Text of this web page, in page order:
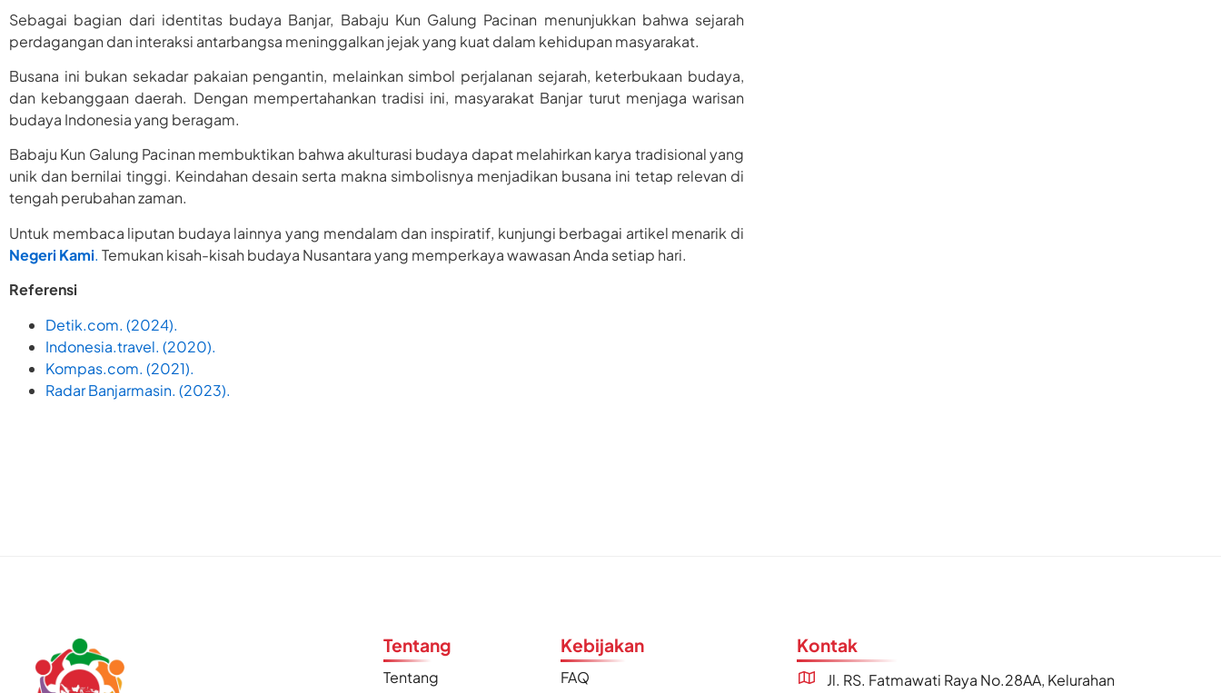
Sebagai bagian dari identitas budaya Banjar, Babaju Kun Galung Pacinan menunjukkan bahwa sejarah
perdagangan dan interaksi antarbangsa meninggalkan jejak yang kuat dalam kehidupan masyarakat.
Busana ini bukan sekadar pakaian pengantin, melainkan simbol perjalanan sejarah, keterbukaan budaya,
dan kebanggaan daerah. Dengan mempertahankan tradisi ini, masyarakat Banjar turut menjaga warisan
budaya Indonesia yang beragam.
Babaju Kun Galung Pacinan membuktikan bahwa akulturasi budaya dapat melahirkan karya tradisional yang
unik dan bernilai tinggi. Keindahan desain serta makna simbolisnya menjadikan busana ini tetap relevan di
tengah perubahan zaman.
Untuk membaca liputan budaya lainnya yang mendalam dan inspiratif, kunjungi berbagai artikel menarik di
Negeri Kami. Temukan kisah-kisah budaya Nusantara yang memperkaya wawasan Anda setiap hari.
Referensi
Detik.com. (2024).
Indonesia.travel. (2020).
Kompas.com. (2021).
Radar Banjarmasin. (2023).
Tentang
Tentang
Kebijakan
FAQ
Kontak
Jl. RS. Fatmawati Raya No.28AA, Kelurahan